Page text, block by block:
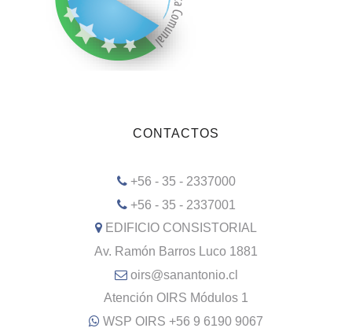
CONTACTOS
+56 - 35 - 2337000
+56 - 35 - 2337001
EDIFICIO CONSISTORIAL
Av. Ramón Barros Luco 1881
oirs@sanantonio.cl
Atención OIRS Módulos 1
WSP OIRS +56 9 6190 9067